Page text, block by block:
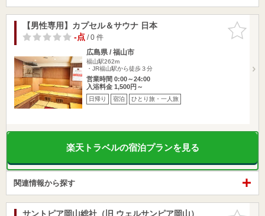
お気に入
りに追加
【男性専用】カプセル＆サウナ 日本
-点/ 0 件
広島県 / 福山市
福山駅262m
・JR福山駅から徒歩３分
営業時間 0:00～24:00
入浴料金 1,500円～
日帰り 宿泊 ひとり旅・一人旅
楽天トラベルの宿泊プランを見る
関連情報から探す
お気に入
サントピア岡山総社（旧 ウェルサンピア岡山）